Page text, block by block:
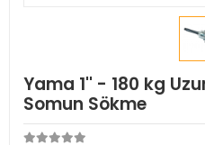
Yama 1'' - 180 kg
Somun Sökme